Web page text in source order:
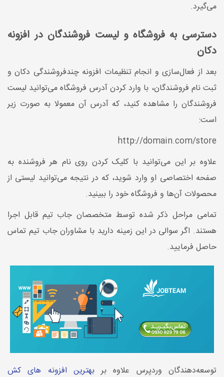
می‌گیرد.
دسترسی به فروشگاه و لیست فروشندگان در افزونه
دکان
بعد از فعال‌سازی و انجام تنظیمات افزونه چندفروشندگی دکان و
ثبت نام فروشندگان، با وارد کردن آدرس فروشگاه می‌توانید لیست
فروشندگان را مشاهده کنید، که آدرس آن معمولا به صورت زیر
است:
http://domain.com/store
علاوه بر این می‌توانید با کلیک کردن روی نام هر فروشنده به
صفحه اختصاصی او وارد شوید، که در نتیجه می‌توانید لیستی از
محصولات آن‌ها و فروشگاه خود را ببینید.
تمامی مراحل ذکر شده توسط متخصصان جاب تیم قابل اجرا
هستند. اگر سوالی در این زمینه دارید با مشاوران جاب تیم تماس
حاصل فرمایید.
توسعه‌دهندگان وردپرس علاوه بربهترین افزونه های کش